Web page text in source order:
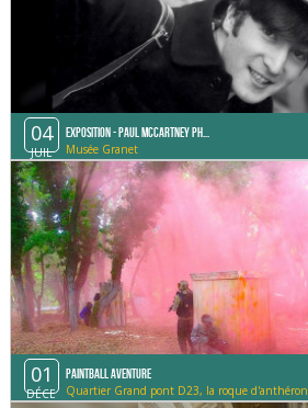
04
JUIL
Exposition - Paul McCartney Ph...
Musée Granet
01
DÉCE
Paintball Aventure
Quartier Grand pont D23, la roque d'anthéron